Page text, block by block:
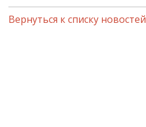
Вернуться к списку новостей